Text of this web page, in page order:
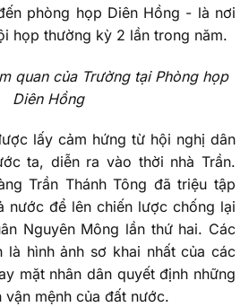
phòng họp Diên Hồng - là nơi
họp thường kỳ 2 lần trong năm.
quan của Trường tại Phòng họp
Diên Hồng
lấy cảm hứng từ hội nghị dân
ta, diễn ra vào thời nhà Trần.
Trần Thánh Tông đã triệu tập
nước để lên chiến lược chống lại
Nguyên Mông lần thứ hai. Các
là hình ảnh sơ khai nhất của các
mặt nhân dân quyết định những
vận mệnh của đất nước.